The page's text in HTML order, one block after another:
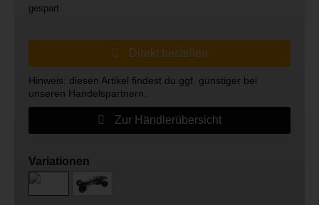
gespart.
Direkt bestellen
Hinweis: diesen Artikel findest du ggf. günstiger bei
unseren Handelspartnern.
Zur Händlerübersicht
Variationen